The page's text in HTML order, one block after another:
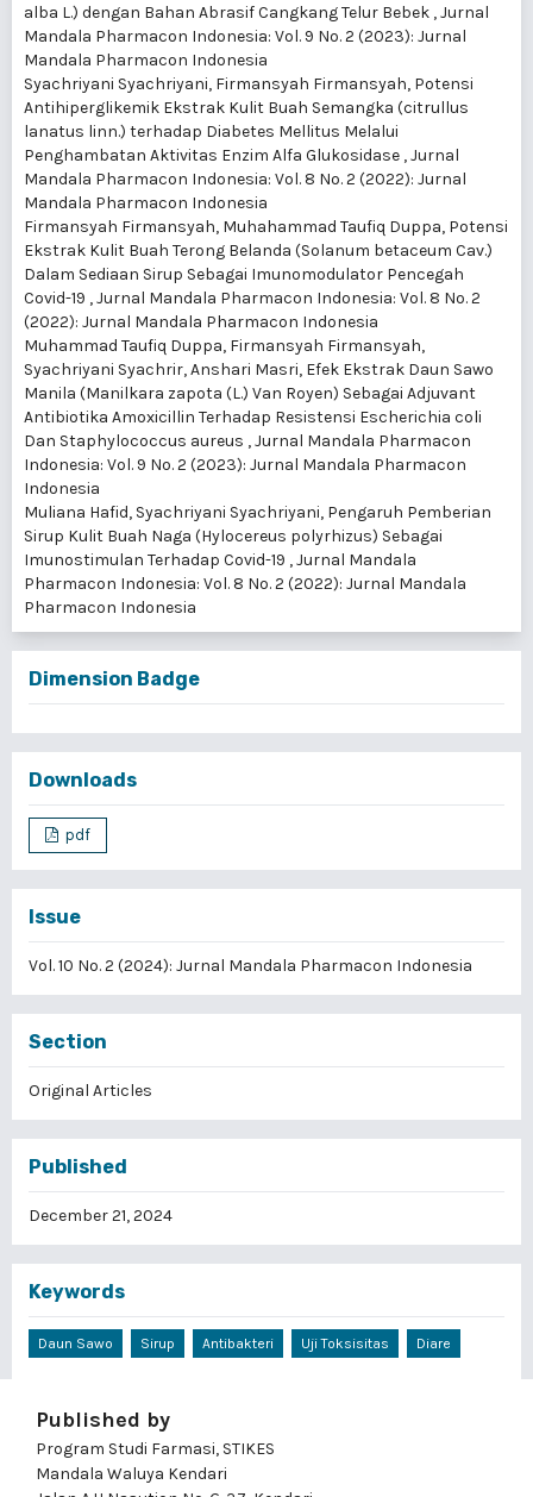
alba L.) dengan Bahan Abrasif Cangkang Telur Bebek ,Jurnal
Mandala Pharmacon Indonesia: Vol. 9 No. 2 (2023): Jurnal
Mandala Pharmacon Indonesia
Syachriyani Syachriyani, Firmansyah Firmansyah, Potensi
Antihiperglikemik Ekstrak Kulit Buah Semangka (citrullus
lanatus linn.) terhadap Diabetes Mellitus Melalui
Penghambatan Aktivitas Enzim Alfa Glukosidase ,Jurnal
Mandala Pharmacon Indonesia: Vol. 8 No. 2 (2022): Jurnal
Mandala Pharmacon Indonesia
Firmansyah Firmansyah, Muhahammad Taufiq Duppa, Potensi
Ekstrak Kulit Buah Terong Belanda (Solanum betaceum Cav.)
Dalam Sediaan Sirup Sebagai Imunomodulator Pencegah
Covid-19 ,Jurnal Mandala Pharmacon Indonesia: Vol. 8 No. 2
(2022): Jurnal Mandala Pharmacon Indonesia
Muhammad Taufiq Duppa, Firmansyah Firmansyah,
Syachriyani Syachrir, Anshari Masri, Efek Ekstrak Daun Sawo
Manila (Manilkara zapota (L.) Van Royen) Sebagai Adjuvant
Antibiotika Amoxicillin Terhadap Resistensi Escherichia coli
Dan Staphylococcus aureus ,Jurnal Mandala Pharmacon
Indonesia: Vol. 9 No. 2 (2023): Jurnal Mandala Pharmacon
Indonesia
Muliana Hafid, Syachriyani Syachriyani, Pengaruh Pemberian
Sirup Kulit Buah Naga (Hylocereus polyrhizus) Sebagai
Imunostimulan Terhadap Covid-19 ,Jurnal Mandala
Pharmacon Indonesia: Vol. 8 No. 2 (2022): Jurnal Mandala
Pharmacon Indonesia
Dimension Badge
Downloads
pdf
Issue
Vol. 10 No. 2 (2024): Jurnal Mandala Pharmacon Indonesia
Section
Original Articles
Published
December 21, 2024
Keywords
Daun Sawo Sirup Antibakteri Uji Toksisitas Diare
Published by
Program Studi Farmasi, STIKES
Mandala Waluya Kendari